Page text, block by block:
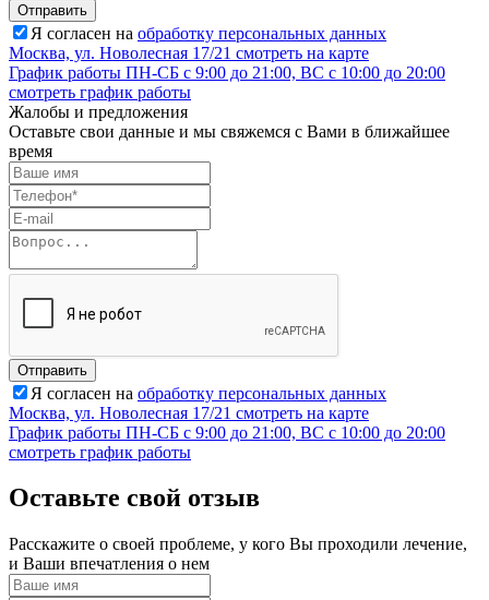
Отправить
Я согласен на обработку персональных данных
Москва, ул. Новолесная 17/21 смотреть на карте
График работы ПН-СБ с 9:00 до 21:00, ВС с 10:00 до 20:00
смотреть график работы
Жалобы и предложения
Оставьте свои данные и мы свяжемся с Вами в ближайшее
время
Отправить
Я согласен на обработку персональных данных
Москва, ул. Новолесная 17/21 смотреть на карте
График работы ПН-СБ с 9:00 до 21:00, ВС с 10:00 до 20:00
смотреть график работы
Оставьте свой отзыв
Расскажите о своей проблеме, у кого Вы проходили лечение,
и Ваши впечатления о нем